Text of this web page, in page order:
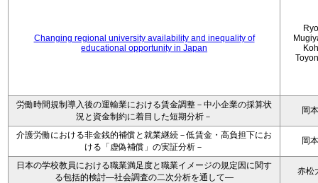
Changing regional university availability and inequality of
educational opportunity in Japan
労働時間規制導入後の運輸業における賃金調整－中小企業の採算状
況と資金制約に着目した短期分析－
岡
介護労働における非金銭的補償と就業継続－低賃金・高負担下にお
ける「虚偽補償」の実証分析－
岡
日本の学校教員における職業満足度と職業イメージの規定因に関す
る包括的検討―社会調査の二次分析を通して―
赤松